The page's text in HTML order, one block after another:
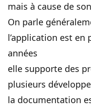
mais à cause de son
On parle
l’application est
années
elle supporte des
plusieurs
la documentation